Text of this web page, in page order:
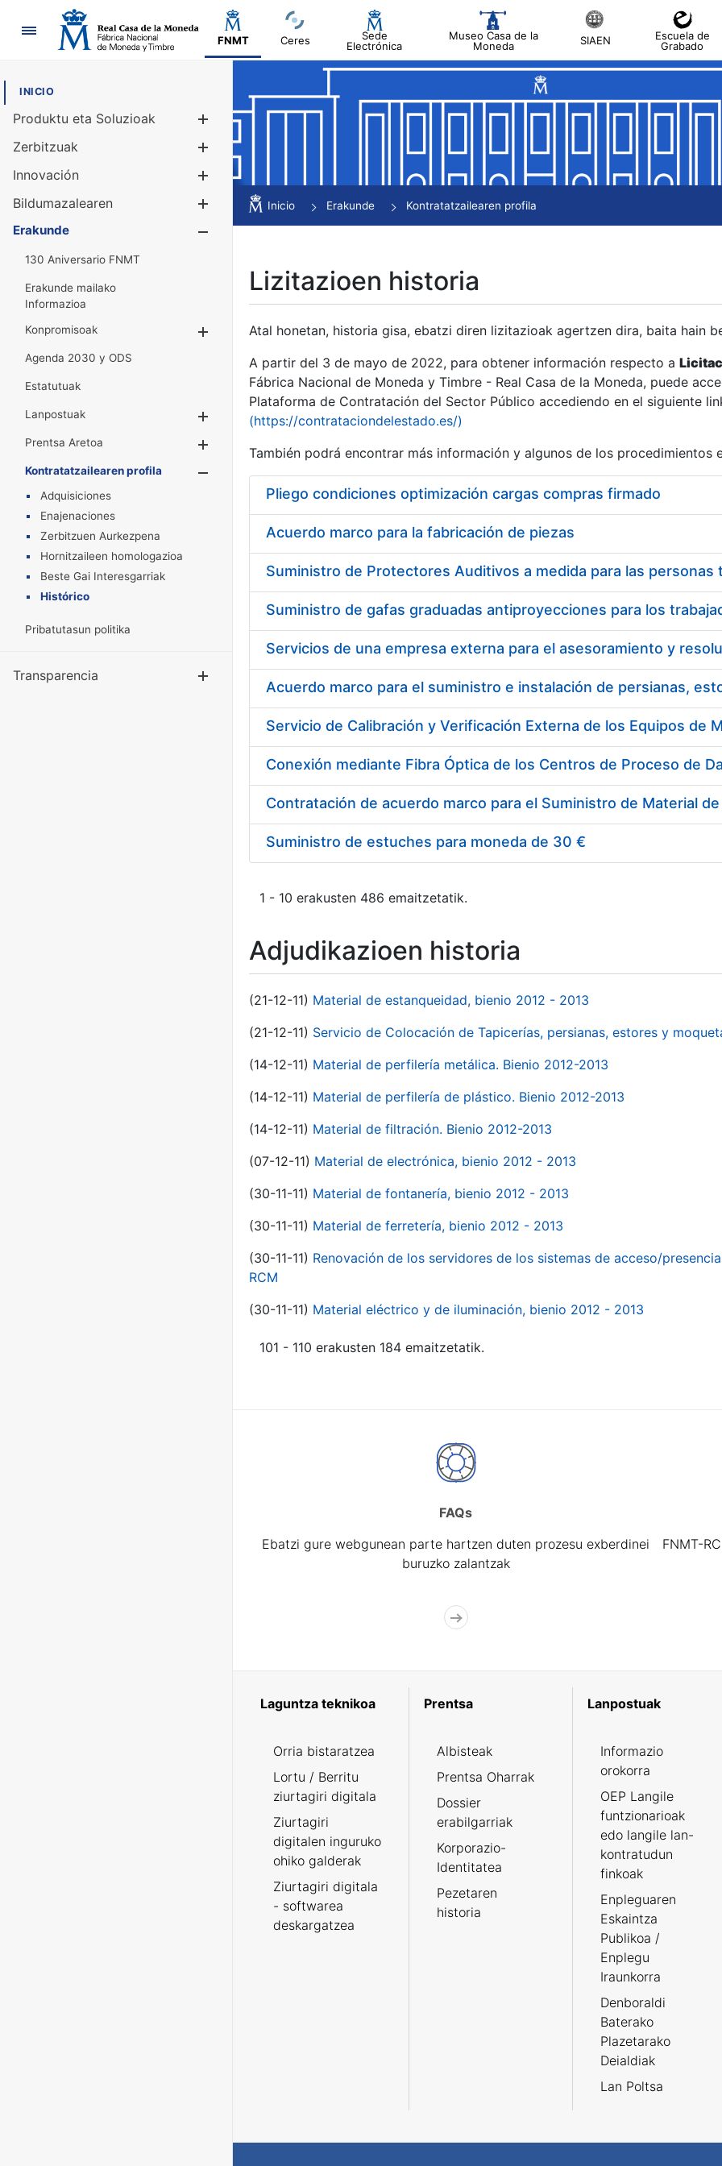
Nabigazioa
FNMT Ceres
Sede
Electrónica
Museo Casa de la
Moneda
SIAEN
Escuela de
Grabado
INICIO
Produktu eta Soluzioak
Erakutsi/Ezkutatu
Zerbitzuak
Innovación
Bildumazalearen
Erakutsi/Ezkutatu
Erakunde
130 Aniversario FNMT
Erakunde mailako
Informazioa
Konpromisoak
Erakutsi/Ezkutatu
Agenda 2030 y ODS
Estatutuak
Lanpostuak
Erakutsi/Ezkutatu
Prentsa Aretoa
Erakutsi/Ezkutatu
Kontratatzailearen profila
Erakutsi/Ezkutatu
Adquisiciones
Enajenaciones
Zerbitzuen Aurkezpena
Hornitzaileen homologazioa
Beste Gai Interesgarriak
Histórico
Pribatutasun politika
Transparencia Erakutsi/Ezkutatu
Inicio Erakunde Kontratatzailearen profila
Lizitazioen historia
Atal honetan, historia gisa, ebatzi diren lizitazioak agertzen dira, baita hain
A partir del 3 de mayo de 2022, para obtener información respecto a
Fábrica Nacional de Moneda y Timbre - Real Casa de la Moneda, puede
Plataforma de Contratación del Sector Público accediendo en el siguiente
(https://contrataciondelestado.es/)
También podrá encontrar más información y algunos de los procedimientos
Pliego condiciones optimización cargas compras firmado
Acuerdo marco para la fabricación de piezas
Acuerdo marco para el suministro e instalación de persianas,
Suministro de estuches para moneda de 30 €
1 - 10 erakusten 486 emaitzetatik.
Adjudikazioen historia
(21-12-11) Material de estanqueidad, bienio 2012 - 2013
(21-12-11) Servicio de Colocación de Tapicerías, persianas, estores y
(14-12-11) Material de perfilería metálica. Bienio 2012-2013
(14-12-11) Material de perfilería de plástico. Bienio 2012-2013
(14-12-11) Material de filtración. Bienio 2012-2013
(07-12-11) Material de electrónica, bienio 2012 - 2013
(30-11-11) Material de fontanería, bienio 2012 - 2013
(30-11-11) Material de ferretería, bienio 2012 - 2013
(30-11-11) Renovación de los servidores de los sistemas de acceso/
RCM
(30-11-11) Material eléctrico y de iluminación, bienio 2012 - 2013
101 - 110 erakusten 184 emaitzetatik.
FAQs
Ebatzi gure webgunean parte hartzen duten prozesu exberdinei
buruzko zalantzak
FNMT-
Laguntza teknikoa
Orria bistaratzea
Lortu / Berritu
ziurtagiri digitala
Ziurtagiri
digitalen inguruko
ohiko galderak
Ziurtagiri digitala
- softwarea
deskargatzea
Prentsa
Albisteak
Prentsa Oharrak
Dossier
erabilgarriak
Korporazio-
Identitatea
Pezetaren
historia
Lanpostuak
Informazio
orokorra
OEP Langile
funtzionarioak
edo langile lan-
kontratudun
finkoak
Enpleguaren
Eskaintza
Publikoa /
Enplegu
Iraunkorra
Denboraldi
Baterako
Plazetarako
Deialdiak
Lan Poltsa